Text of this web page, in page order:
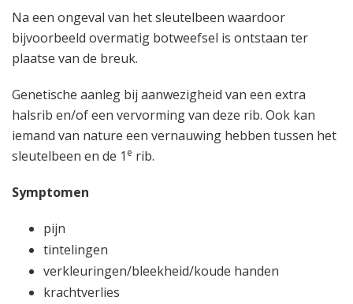
Na een ongeval van het sleutelbeen waardoor
bijvoorbeeld overmatig botweefsel is ontstaan ter
plaatse van de breuk.
Genetische aanleg bij aanwezigheid van een extra
halsrib en/of een vervorming van deze rib. Ook kan
iemand van nature een vernauwing hebben tussen het
sleutelbeen en de 1 e rib.
Symptomen
pijn
tintelingen
verkleuringen/bleekheid/koude handen
krachtverlies